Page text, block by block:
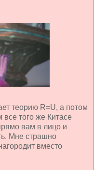
теорию R=U, а потом
того же Китасе
вам в лицо и
Мне страшно
вместо